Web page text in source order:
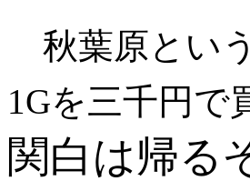
秋葉原とい
1Gを三千円で
関白は帰る